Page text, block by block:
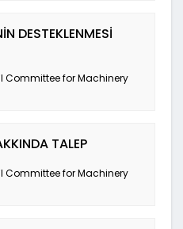
DESTEKLENMESİ
Committee for Machinery
TALEP
Committee for Machinery